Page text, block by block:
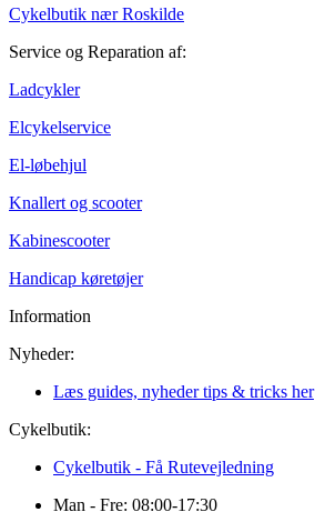
Cykelbutik nær Roskilde
Service og Reparation af:
Ladcykler
Elcykelservice
El-løbehjul
Knallert og scooter
Kabinescooter
Handicap køretøjer
Information
Nyheder:
Læs guides, nyheder tips & tricks her
Cykelbutik:
Cykelbutik - Få Rutevejledning
Man - Fre: 08:00-17:30